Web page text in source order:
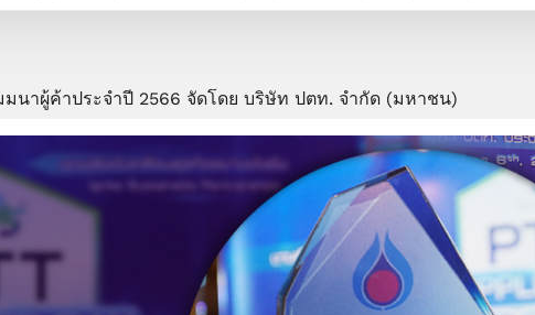
มนาผู้ค้าประจำปี 2566 จัดโดย บริษัท ปตท. จำกัด (มหาชน)